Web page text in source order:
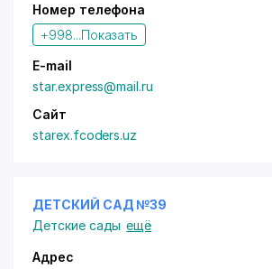
Номер телефона
+998...Показать
E-mail
star.express@mail.ru
Сайт
starex.fcoders.uz
ДЕТСКИЙ САД №39
Детские сады ещё
Адрес